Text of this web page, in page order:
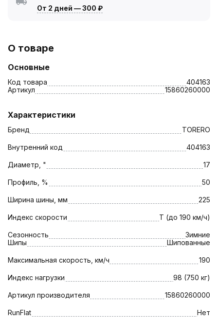
От 2 дней —300 ₽
О товаре
Основные
Код товара
404163
Артикул
15860260000
Характеристики
Бренд TORERO
Внутренний код 404163
Диаметр, " 17
Профиль, % 50
Ширина шины, мм 225
Индекс скорости T (до 190 км/ч)
Сезонность
Зимние
Шипы
Шипованные
Максимальная скорость, км/ч 190
Индекс нагрузки 98 (750 кг)
Артикул производителя 15860260000
RunFlat Нет